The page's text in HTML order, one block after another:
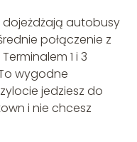
dojeżdżają autobusy
połączenie z
1 i 3
wygodne
jedziesz do
i nie chcesz